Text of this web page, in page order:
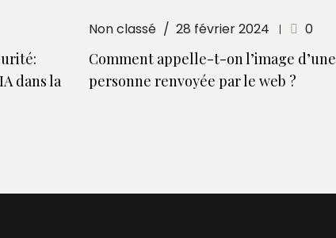
dans la
Non classé 28 février 2024 0
Comment appelle-t-on l’image d’une
personne renvoyée par le web ?